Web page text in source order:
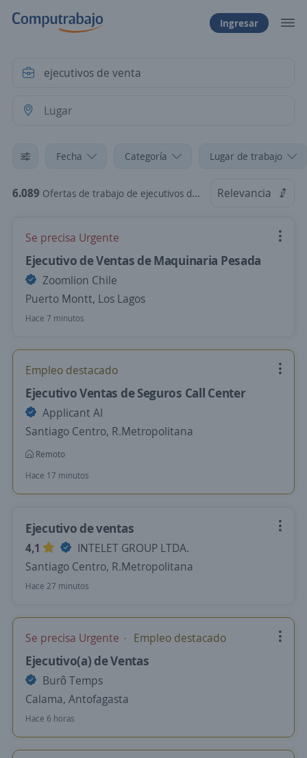
Ingresar
Fecha Categoría Lugar de trabajo
6.089 Ofertas de trabajo de ejecutivos de venta en Chile Relevancia
Se precisa Urgente
Ejecutivo de Ventas de Maquinaria Pesada
Zoomlion Chile
Puerto Montt, Los Lagos
Hace 7 minutos
Empleo destacado
Ejecutivo Ventas de Seguros Call Center
Applicant AI
Santiago Centro, R.Metropolitana
Remoto
Hace 17 minutos
Ejecutivo de ventas
4,1
INTELET GROUP LTDA.
Santiago Centro, R.Metropolitana
Hace 27 minutos
Se precisa Urgente Empleo destacado
Ejecutivo(a) de Ventas
Burô Temps
Calama, Antofagasta
Hace 6 horas